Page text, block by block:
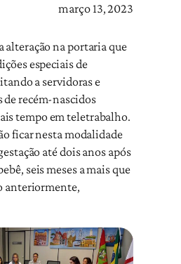
março 13, 2023
alteração na portaria que
especiais de
a servidoras e
de recém-nascidos
tempo em teletrabalho.
ficar nesta modalidade
até dois anos após
seis meses a mais que
anteriormente,